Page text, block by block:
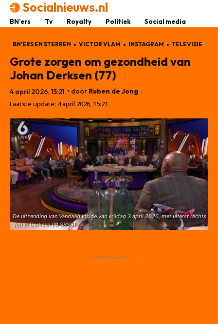
Socialnieuws.nl
BN’ers Tv Royalty Politiek Social media
BN'ERS EN STERREN VICTOR VLAM INSTAGRAM TELEVISIE
Grote zorgen om gezondheid van
Johan Derksen (77)
4 april 2026, 15:21 • door Ruben de Jong
Laatste update: 4 april 2026, 15:21
De uitzending van Vandaag Inside van vrijdag 3 april 2026, met uiterst rechts
Johan Derksen (© SBS6)
- Advertisement -